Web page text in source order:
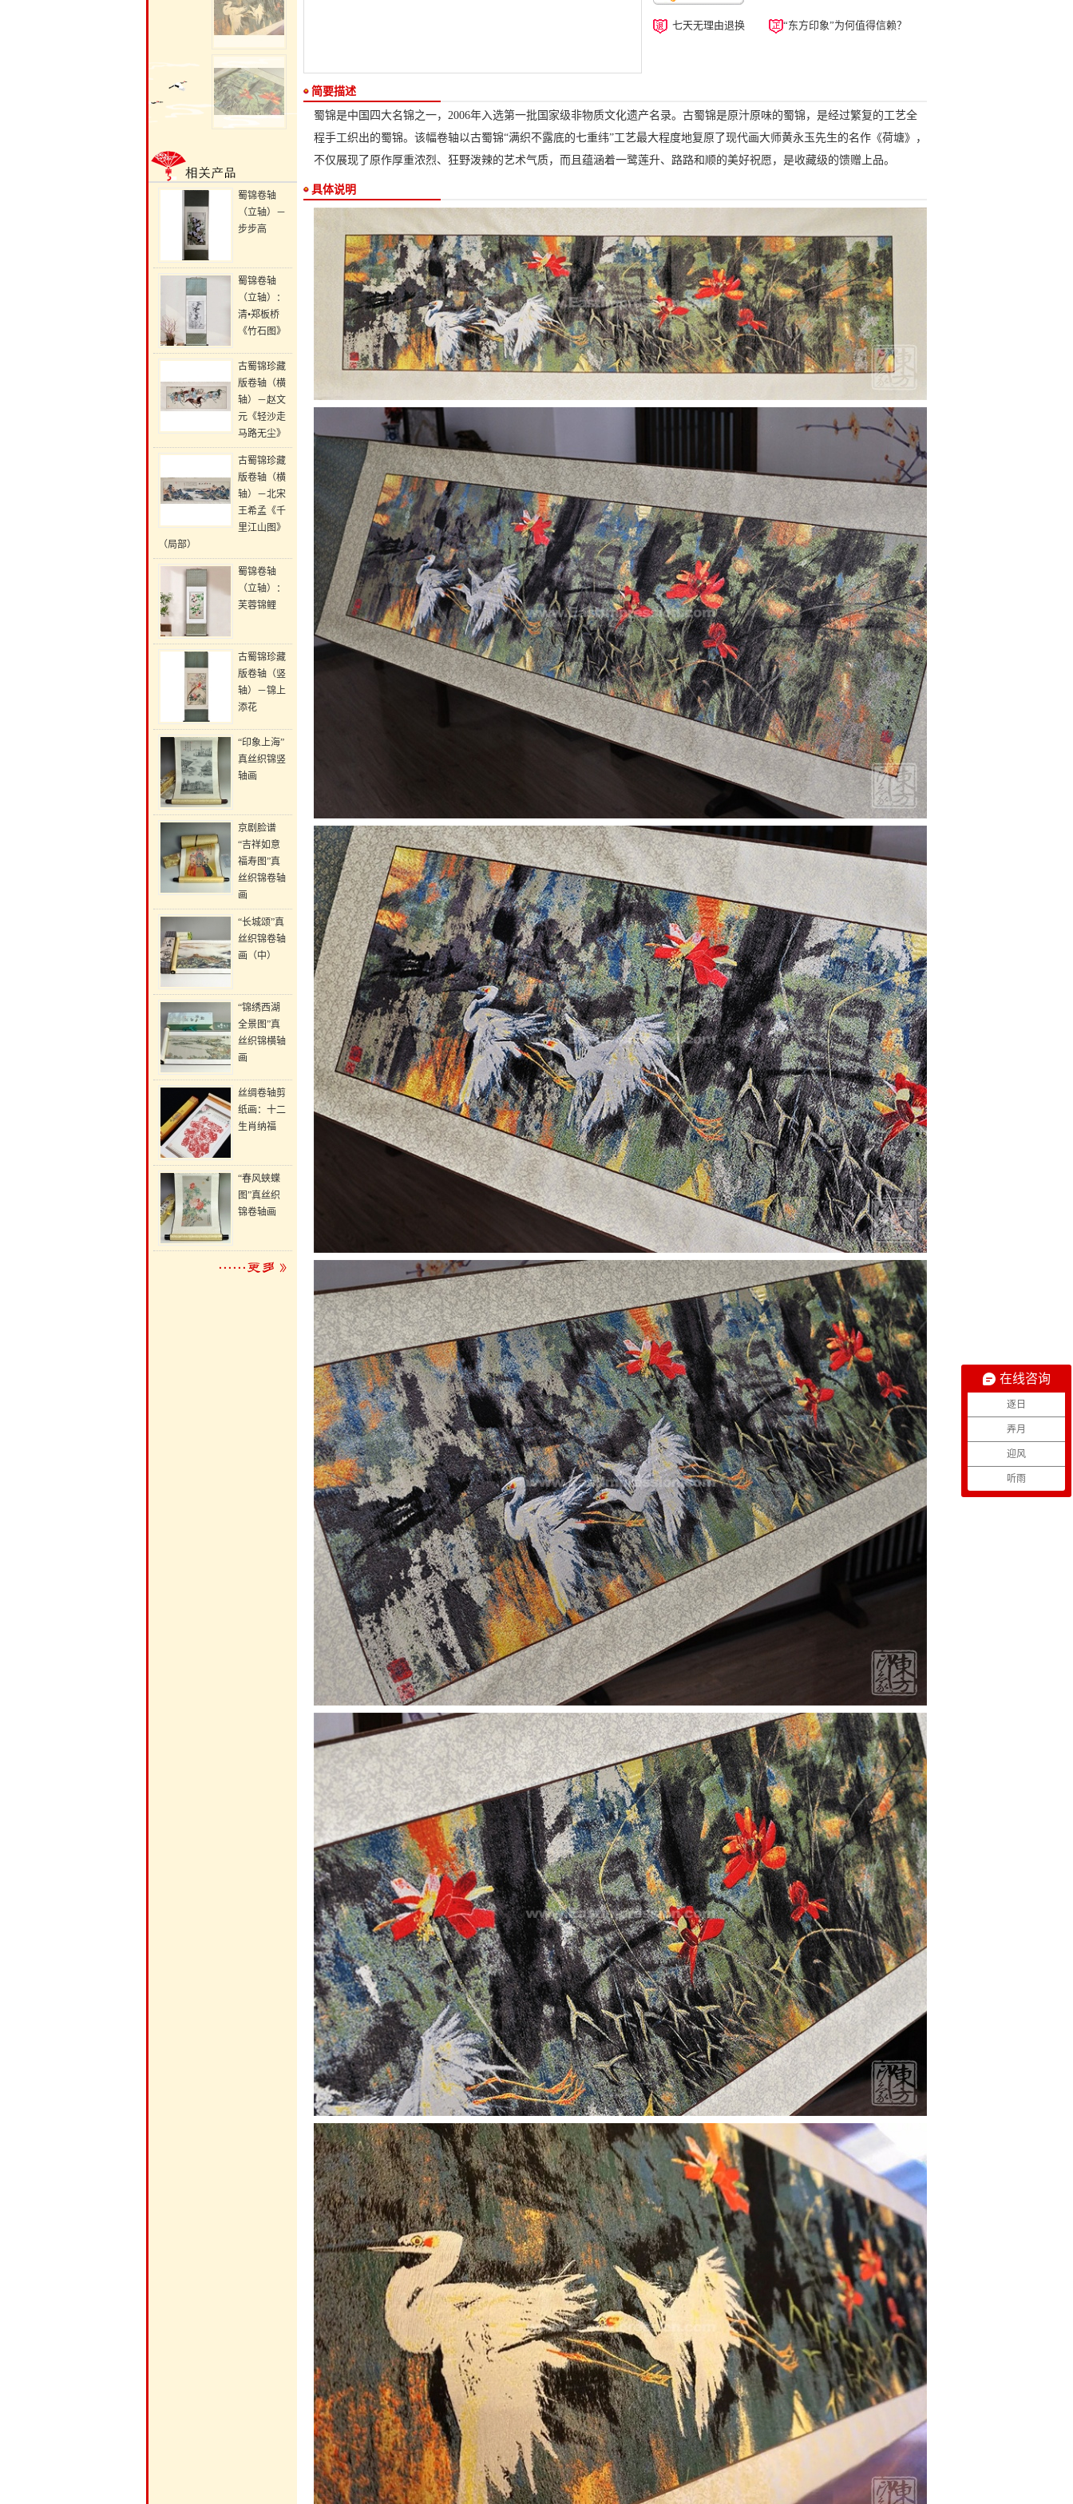
蜀锦卷轴
（立轴）－
步步高
蜀锦卷轴
（立轴）：
清•郑板桥
《竹石图》
古蜀锦珍藏
版卷轴（横
轴）－赵文
元《轻沙走
马路无尘》
古蜀锦珍藏
版卷轴（横
轴）－北宋
王希孟《千
里江山图》
（局部）
蜀锦卷轴
（立轴）：
芙蓉锦鲤
古蜀锦珍藏
版卷轴（竖
轴）－锦上
添花
“印象上海”
真丝织锦竖
轴画
京剧脸谱
“吉祥如意
福寿图”真
丝织锦卷轴
画
“长城颂”真
丝织锦卷轴
画（中）
“锦绣西湖
全景图”真
丝织锦横轴
画
丝绸卷轴剪
纸画：十二
生肖纳福
“春风蛱蝶
图”真丝织
锦卷轴画
七天无理由退换 “东方印象”为何值得信赖？
简要描述
蜀锦是中国四大名锦之一，2006年入选第一批国家级非物质文化遗产名录。古蜀锦是原汁原味的蜀锦，是经过繁复的工艺全
程手工织出的蜀锦。该幅卷轴以古蜀锦“满织不露底的七重纬”工艺最大程度地复原了现代画大师黄永玉先生的名作《荷塘》，
不仅展现了原作厚重浓烈、狂野泼辣的艺术气质，而且蕴涵着一鹭莲升、路路和顺的美好祝愿，是收藏级的馈赠上品。
具体说明
在线咨询
逐日
弄月
迎风
听雨